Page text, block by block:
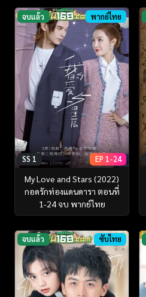
จบแล้ว พากย์ไทย
SS 1 EP 1-24
My Love and Stars (2022)
กอดรักท่องแดนดารา ตอนที่
1-24 จบ พากย์ไทย
จบแล้ว ซับไทย